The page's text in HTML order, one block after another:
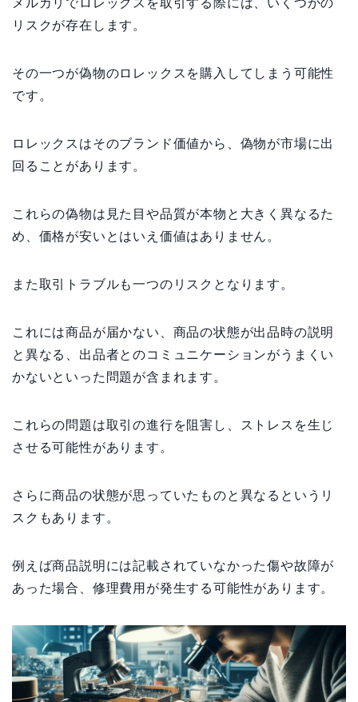
リスクが存在します。
その一つが偽物のロレックスを購入してしまう可能性
です。
ロレックスはそのブランド価値から、偽物が市場に出
回ることがあります。
これらの偽物は見た目や品質が本物と大きく異なるた
め、価格が安いとはいえ価値はありません。
また取引トラブルも一つのリスクとなります。
これには商品が届かない、商品の状態が出品時の説明
と異なる、出品者とのコミュニケーションがうまくい
かないといった問題が含まれます。
これらの問題は取引の進行を阻害し、ストレスを生じ
させる可能性があります。
さらに商品の状態が思っていたものと異なるというリ
スクもあります。
例えば商品説明には記載されていなかった傷や故障が
あった場合、修理費用が発生する可能性があります。